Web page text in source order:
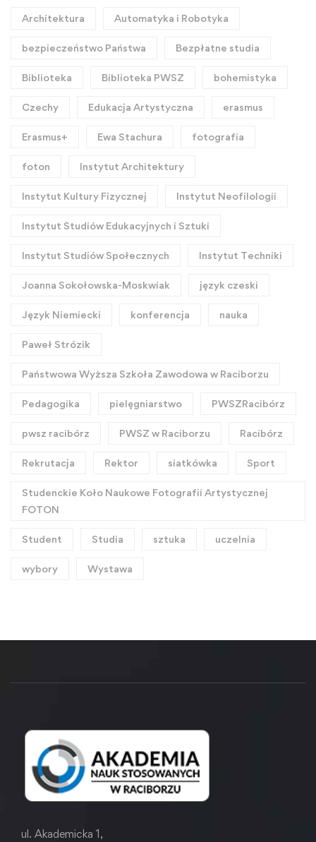
Architektura Automatyka i Robotyka
bezpieczeństwo Państwa Bezpłatne studia
Biblioteka Biblioteka PWSZ bohemistyka
Czechy Edukacja Artystyczna erasmus
Erasmus+ Ewa Stachura fotografia
foton Instytut Architektury
Instytut Kultury Fizycznej Instytut Neofilologii
Instytut Studiów Edukacyjnych i Sztuki
Instytut Studiów Społecznych Instytut Techniki
Joanna Sokołowska-Moskwiak język czeski
Język Niemiecki konferencja nauka
Paweł Strózik
Państwowa Wyższa Szkoła Zawodowa w Raciborzu
Pedagogika pielęgniarstwo PWSZRacibórz
pwsz racibórz PWSZ w Raciborzu Racibórz
Rekrutacja Rektor siatkówka Sport
Studenckie Koło Naukowe Fotografii Artystycznej
FOTON
Student Studia sztuka uczelnia
wybory Wystawa
ul. Akademicka 1,